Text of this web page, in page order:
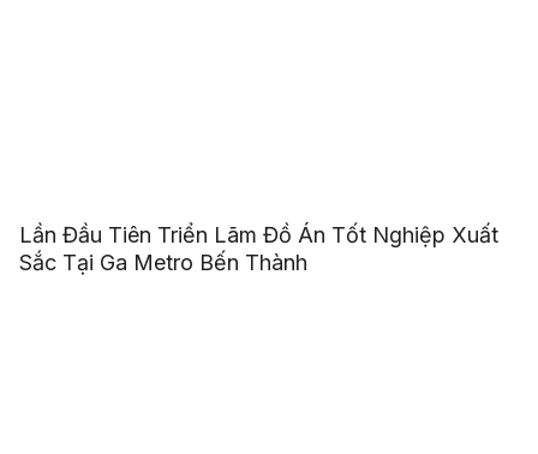
Lần Đầu Tiên Triển Lãm Đồ Án Tốt Nghiệp Xuất
Sắc Tại Ga Metro Bến Thành